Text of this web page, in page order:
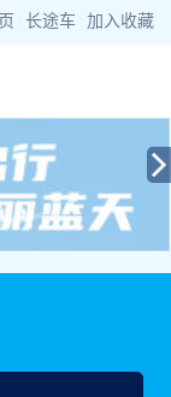
长途车 加入收藏
队公交站查询